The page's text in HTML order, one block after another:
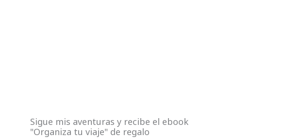
Sigue mis aventuras y recibe el ebook
"Organiza tu viaje" de regalo